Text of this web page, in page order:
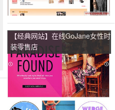
【经典网站】在线GoJane女性时
装零售店